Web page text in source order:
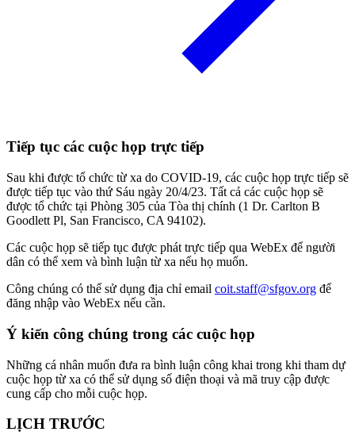
Tiếp tục các cuộc họp trực tiếp
Sau khi được tổ chức từ xa do COVID-19, các cuộc họp trực tiếp sẽ
được tiếp tục vào thứ Sáu ngày 20/4/23. Tất cả các cuộc họp sẽ
được tổ chức tại Phòng 305 của Tòa thị chính (1 Dr. Carlton B
Goodlett Pl, San Francisco, CA 94102).
Các cuộc họp sẽ tiếp tục được phát trực tiếp qua WebEx để người
dân có thể xem và bình luận từ xa nếu họ muốn.
Công chúng có thể sử dụng địa chỉ email coit.staff@sfgov.org để
đăng nhập vào WebEx nếu cần.
Ý kiến công chúng trong các cuộc họp
Những cá nhân muốn đưa ra bình luận công khai trong khi tham dự
cuộc họp từ xa có thể sử dụng số điện thoại và mã truy cập được
cung cấp cho mỗi cuộc họp.
LỊCH TRƯỚC